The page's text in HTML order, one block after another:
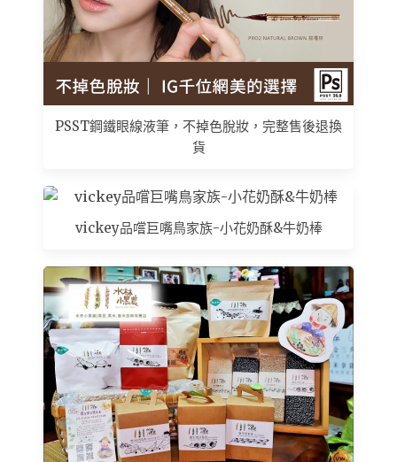
PSST鋼鐵眼線液筆，不掉色脫妝，完整售後退換
貨
vickey品嚐巨嘴鳥家族-小花奶酥&牛奶棒